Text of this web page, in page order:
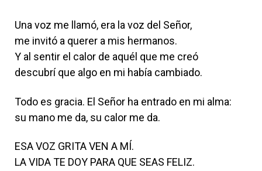
Una voz me llamó, era la voz del Señor,
me invitó a querer a mis hermanos.
Y al sentir el calor de aquél que me creó
descubrí que algo en mi había cambiado.
Todo es gracia. El Señor ha entrado en mi alma:
su mano me da, su calor me da.
ESA VOZ GRITA VEN A MÍ.
LA VIDA TE DOY PARA QUE SEAS FELIZ.